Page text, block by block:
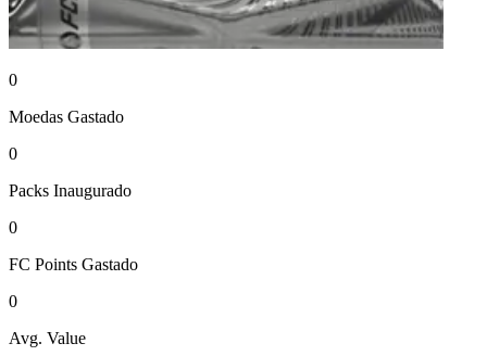
0
Moedas Gastado
0
Packs Inaugurado
0
FC Points Gastado
0
Avg. Value